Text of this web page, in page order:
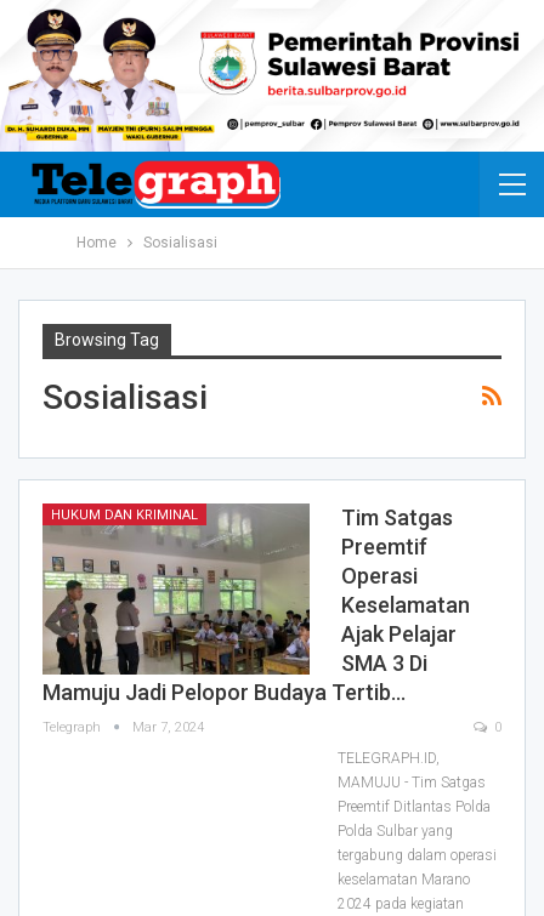
Home Sosialisasi
Browsing Tag
Sosialisasi
HUKUM DAN KRIMINAL
Tim Satgas
Preemtif
Operasi
Keselamatan
Ajak Pelajar
SMA 3 Di
Mamuju Jadi Pelopor Budaya Tertib…
Telegraph Mar 7, 2024 0
TELEGRAPH.ID,
MAMUJU - Tim Satgas
Preemtif Ditlantas Polda
Polda Sulbar yang
tergabung dalam operasi
keselamatan Marano
2024 pada kegiatan